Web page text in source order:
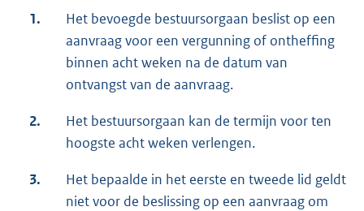
1.
Het bevoegde bestuursorgaan beslist op een
aanvraag voor een vergunning of ontheffing
binnen acht weken na de datum van
ontvangst van de aanvraag.
2.
Het bestuursorgaan kan de termijn voor ten
hoogste acht weken verlengen.
3.
Het bepaalde in het eerste en tweede lid geldt
niet voor de beslissing op een aanvraag om